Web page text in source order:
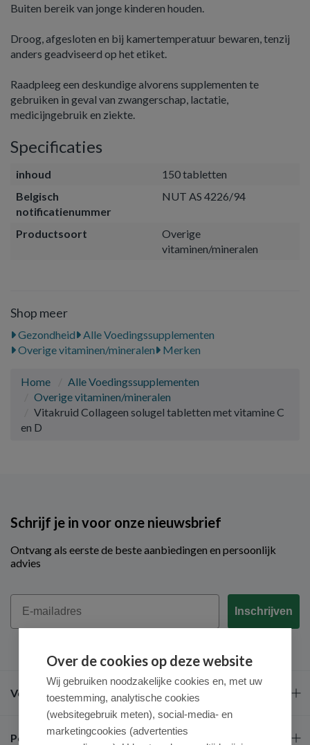
Buiten bereik van jonge kinderen houden.
Droog, afgesloten en bij kamertemperatuur bewaren, tenzij
anders geadviseerd op het etiket.
Raadpleeg een deskundige alvorens supplementen te
gebruiken in geval van zwangerschap, lactatie,
medicijngebruik en ziekte.
Specificaties
inhoud
150 tabletten
Belgisch
notificatienummer
NUT AS 4226/94
Productsoort
Overige
vitaminen/mineralen
Shop meer
Gezondheid
Alle Voedingssupplementen
Overige vitaminen/mineralen
Merken
Home
Alle Voedingssupplementen
Overige vitaminen/mineralen
Vitakruid Collageen solugel tabletten met vitamine C
en D
Schrijf je in voor onze nieuwsbrief
Ontvang als eerste de beste aanbiedingen en persoonlijk
advies
Email
Inschrijven
Veel gestelde vragen
Populaire merken
Over de cookies op deze website
Wij gebruiken noodzakelijke cookies en, met uw
toestemming, analytische cookies
(websitegebruik meten), social-media- en
marketingcookies (advertenties